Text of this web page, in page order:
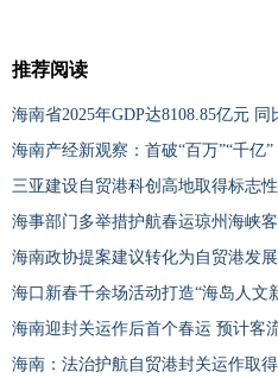
推荐阅读
海南省2025年GDP达8108.85亿元 同
海南产经新观察：首破“百万”“千亿
三亚建设自贸港科创高地取得标志
海事部门多举措护航春运琼州海峡
海南政协提案建议转化为自贸港发
海口新春千余场活动打造“海岛人文
海南迎封关运作后首个春运 预计客
海南：法治护航自贸港封关运作取